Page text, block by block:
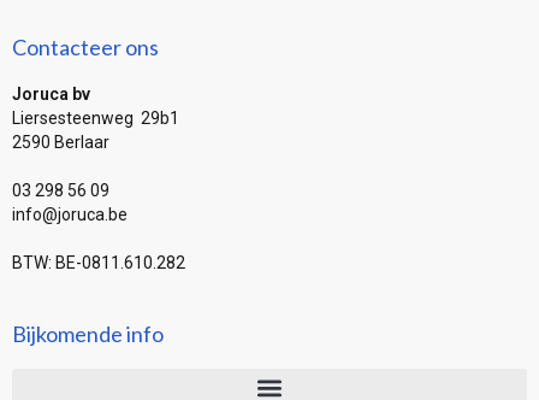
Contacteer ons
Joruca bv
Liersesteenweg 29b1
2590 Berlaar
03 298 56 09
info@joruca.be
BTW: BE-0811.610.282
Bijkomende info